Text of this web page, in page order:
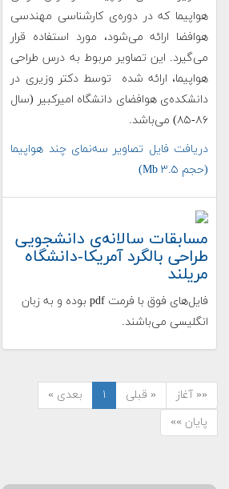
هواپیما که در دوره‌ی کارشناسی مهندسی
هوافضا ارائه می‌شود، مورد استفاده قرار
می‌گیرد. این تصاویر مربوط به درس طراحی
هواپیما، ارائه شده توسط دکتر وزیری در
دانشکده‌ی هوافضای دانشگاه امیرکبیر (سال
۸۶-۸۵) می‌باشد.
دریافت فایل تصاویر سه‌‌نمای چند هواپیما
(حجم ۳.۵ Mb)
مسابقات سالانه‌ی دانشجویی
طراحی بالگرد آمریکا-دانشگاه
مریلند
فایل‌های فوق با فرمت pdf بوده و به زبان
انگلیسی می‌باشند.
«« آغاز « قبلی ۱
بعدی »
پایان »»